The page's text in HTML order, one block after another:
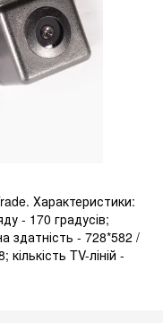
Характеристики:
- 170 градусів;
здатність - 728*582 /
TV-ліній -